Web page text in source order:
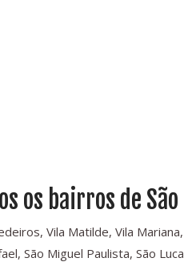
os bairros de
Vila Matilde, Vila Mariana,
São Miguel Paulista, São